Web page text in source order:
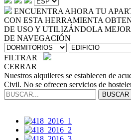
ENCUENTRA AHORA TU
CON ESTA HERRAMIENTA
DE USO Y UTILIZÁNDOLA
DE NAVEGACIÓN
FILTRAR
CERRAR
Nuestros alquileres se establecen de
Civil. No se ofrecen servicios de